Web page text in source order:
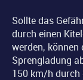
Sollte das
durch einen
werden, können
Sprengladung
150 km/h durch